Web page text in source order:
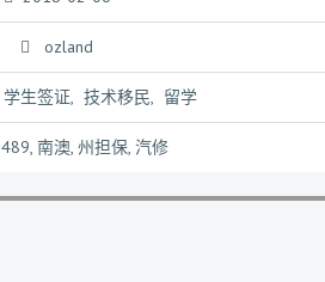
ozland
学生签证, 技术移民, 留学
489, 南澳, 州担保, 汽修